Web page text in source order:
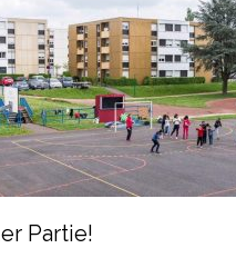
Partie!